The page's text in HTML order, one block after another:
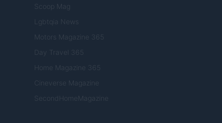
Scoop Mag
Lgbtqia News
Motors Magazine 365
Day Travel 365
Home Magazine 365
Cineverse Magazine
SecondHomeMagazine